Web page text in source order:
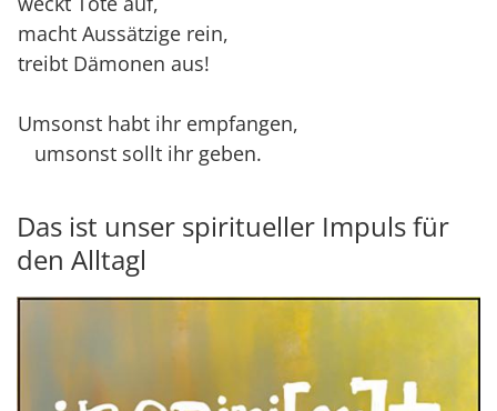
macht Aussätzige rein,
treibt Dämonen aus!
Umsonst habt ihr empfangen,
umsonst sollt ihr geben.
Das ist unser spiritueller Impuls für
den Alltagl